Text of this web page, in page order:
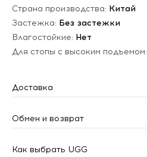
Страна производства: Китай
Застежка: Без застежки
Влагостойкие: Нет
Для стопы с высоким подъемом:
Доставка
Обмен и возврат
Как выбрать UGG